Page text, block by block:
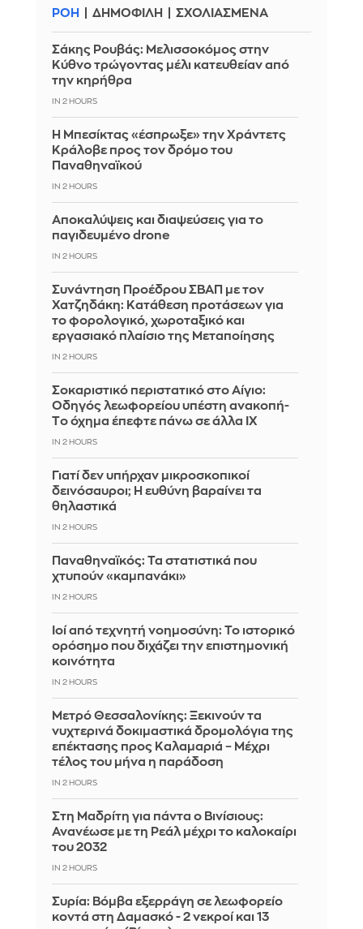
ΡΟΗ ΔΗΜΟΦΙΛΗ ΣΧΟΛΙΑΣΜΕΝΑ
Σάκης Ρουβάς: Μελισσοκόμος στην
Κύθνο τρώγοντας μέλι κατευθείαν από
την κηρήθρα
IN 2 HOURS
Η Μπεσίκτας «έσπρωξε» την Χράντετς
Κράλοβε προς τον δρόμο του
Παναθηναϊκού
IN 2 HOURS
Αποκαλύψεις και διαψεύσεις για το
παγιδευμένο drone
IN 2 HOURS
Συνάντηση Προέδρου ΣΒΑΠ με τον
Χατζηδάκη: Κατάθεση προτάσεων για
το φορολογικό, χωροταξικό και
εργασιακό πλαίσιο της Μεταποίησης
IN 2 HOURS
Σοκαριστικό περιστατικό στο Αίγιο:
Οδηγός λεωφορείου υπέστη ανακοπή-
Tο όχημα έπεφτε πάνω σε άλλα ΙΧ
IN 2 HOURS
Γιατί δεν υπήρχαν μικροσκοπικοί
δεινόσαυροι; Η ευθύνη βαραίνει τα
θηλαστικά
IN 2 HOURS
Παναθηναϊκός: Τα στατιστικά που
χτυπούν «καμπανάκι»
IN 2 HOURS
Ιοί από τεχνητή νοημοσύνη: Το ιστορικό
ορόσημο που διχάζει την επιστημονική
κοινότητα
IN 2 HOURS
Μετρό Θεσσαλονίκης: Ξεκινούν τα
νυχτερινά δοκιμαστικά δρομολόγια της
επέκτασης προς Καλαμαριά – Μέχρι
τέλος του μήνα η παράδοση
IN 2 HOURS
Στη Μαδρίτη για πάντα ο Βινίσιους:
Ανανέωσε με τη Ρεάλ μέχρι το καλοκαίρι
του 2032
IN 2 HOURS
Συρία: Βόμβα εξερράγη σε λεωφορείο
κοντά στη Δαμασκό - 2 νεκροί και 13